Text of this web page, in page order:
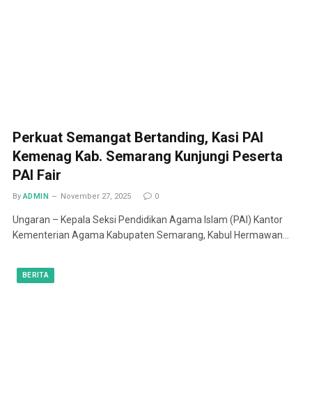
Perkuat Semangat Bertanding, Kasi PAI
Kemenag Kab. Semarang Kunjungi Peserta
PAI Fair
By ADMIN November 27, 2025 0
Ungaran – Kepala Seksi Pendidikan Agama Islam (PAI) Kantor
Kementerian Agama Kabupaten Semarang, Kabul Hermawan…
BERITA